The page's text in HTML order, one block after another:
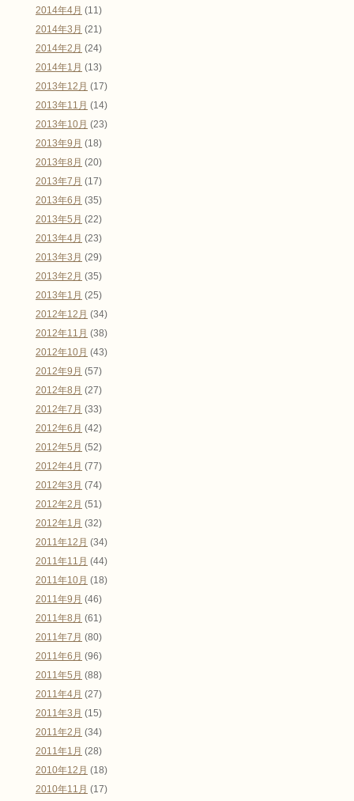
2014年4月 (11)
2014年3月 (21)
2014年2月 (24)
2014年1月 (13)
2013年12月 (17)
2013年11月 (14)
2013年10月 (23)
2013年9月 (18)
2013年8月 (20)
2013年7月 (17)
2013年6月 (35)
2013年5月 (22)
2013年4月 (23)
2013年3月 (29)
2013年2月 (35)
2013年1月 (25)
2012年12月 (34)
2012年11月 (38)
2012年10月 (43)
2012年9月 (57)
2012年8月 (27)
2012年7月 (33)
2012年6月 (42)
2012年5月 (52)
2012年4月 (77)
2012年3月 (74)
2012年2月 (51)
2012年1月 (32)
2011年12月 (34)
2011年11月 (44)
2011年10月 (18)
2011年9月 (46)
2011年8月 (61)
2011年7月 (80)
2011年6月 (96)
2011年5月 (88)
2011年4月 (27)
2011年3月 (15)
2011年2月 (34)
2011年1月 (28)
2010年12月 (18)
2010年11月 (17)